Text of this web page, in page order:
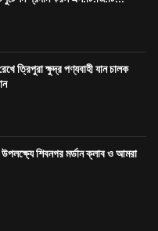
ত্রিপুরা ক্ষুদ্র পণ্যবাহী যান চালক
উপলক্ষ্যে শিবনগর মর্ডান ক্লাব ও আমরা